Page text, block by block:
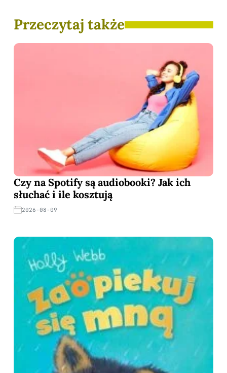
Przeczytaj także
Czy na Spotify są audiobooki? Jak ich
słuchać i ile kosztują
2026-08-09